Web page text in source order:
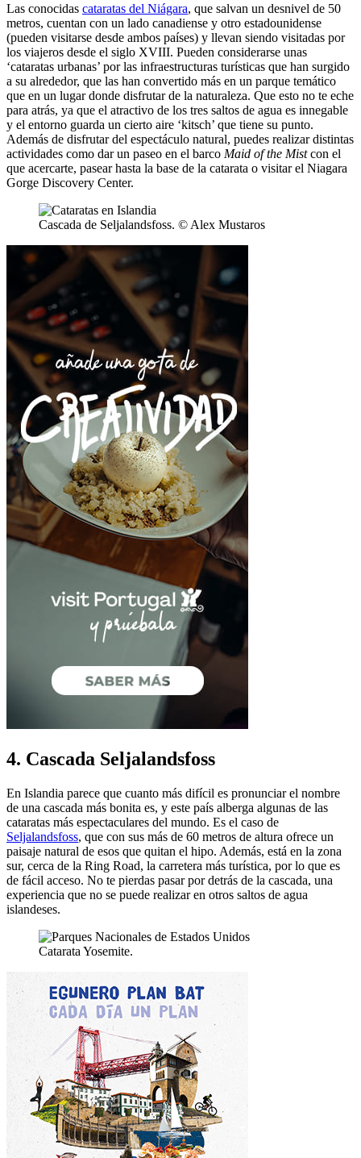
Las conocidas cataratas del Niágara, que salvan un desnivel de 50
metros, cuentan con un lado canadiense y otro estadounidense
(pueden visitarse desde ambos países) y llevan siendo visitadas por
los viajeros desde el siglo XVIII. Pueden considerarse unas
‘cataratas urbanas’ por las infraestructuras turísticas que han surgido
a su alrededor, que las han convertido más en un parque temático
que en un lugar donde disfrutar de la naturaleza. Que esto no te eche
para atrás, ya que el atractivo de los tres saltos de agua es innegable
y el entorno guarda un cierto aire ‘kitsch’ que tiene su punto.
Además de disfrutar del espectáculo natural, puedes realizar distintas
actividades como dar un paseo en el barco Maid of the Mistcon el
que acercarte, pasear hasta la base de la catarata o visitar el Niagara
Gorge Discovery Center.
Cascada de Seljalandsfoss. © Alex Mustaros
4. Cascada Seljalandsfoss
En Islandia parece que cuanto más difícil es pronunciar el nombre
de una cascada más bonita es, y este país alberga algunas de las
cataratas más espectaculares del mundo. Es el caso de
Seljalandsfoss, que con sus más de 60 metros de altura ofrece un
paisaje natural de esos que quitan el hipo. Además, está en la zona
sur, cerca de la Ring Road, la carretera más turística, por lo que es
de fácil acceso. No te pierdas pasar por detrás de la cascada, una
experiencia que no se puede realizar en otros saltos de agua
islandeses.
Catarata Yosemite.